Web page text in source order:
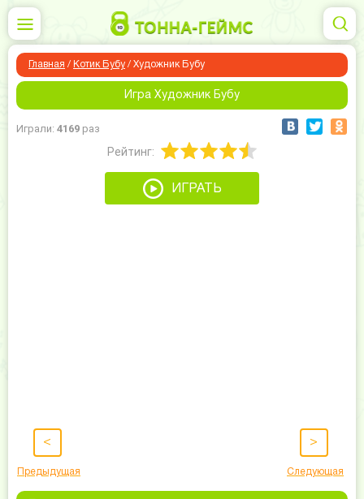
Главная / Котик Бубу / Художник Бубу
Игра Художник Бубу
Играли: 4169 раз
Рейтинг:
ИГРАТЬ
<
Предыдущая
>
Следующая